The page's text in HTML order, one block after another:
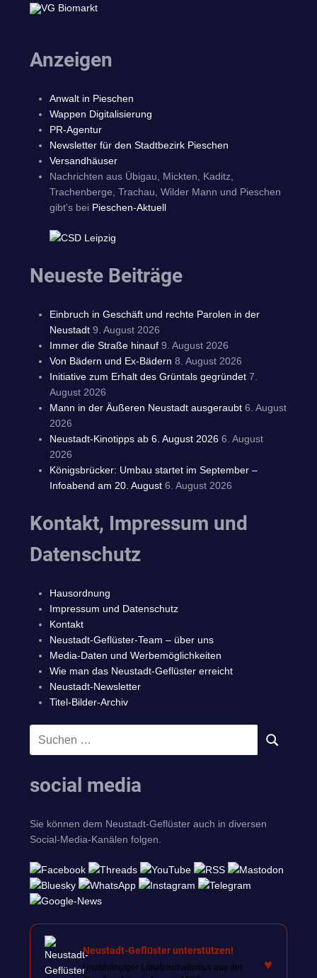
Anzeigen
Anwalt in Pieschen
Wappen Digitalisierung
PR-Agentur
Newsletter für den Stadtbezirk Pieschen
Versandhäuser
Nachrichten aus Übigau, Mickten, Kaditz,
Trachenberge, Trachau, Wilder Mann und Pieschen
gibt's bei Pieschen-Aktuell
Neueste Beiträge
Einbruch in Geschäft und rechte Parolen in der
Neustadt 9. August 2026
Immer die Straße hinauf 9. August 2026
Von Bädern und Ex-Bädern 8. August 2026
Initiative zum Erhalt des Grüntals gegründet 7.
August 2026
Mann in der Äußeren Neustadt ausgeraubt 6. August
2026
Neustadt-Kinotipps ab 6. August 2026 6. August
2026
Königsbrücker: Umbau startet im September –
Infoabend am 20. August 6. August 2026
Kontakt, Impressum und
Datenschutz
Hausordnung
Impressum und Datenschutz
Kontakt
Neustadt-Geflüster-Team – über uns
Media-Daten und Werbemöglichkeiten
Wie man das Neustadt-Geflüster erreicht
Neustadt-Newsletter
Titel-Bilder-Archiv
Suchen
SUCHEN
social media
Sie können dem Neustadt-Geflüster auch in diversen
Social-Media-Kanälen folgen.
Neustadt-Geflüster unterstützen!
Unabhängiger Lokaljournalismus aus der
♥